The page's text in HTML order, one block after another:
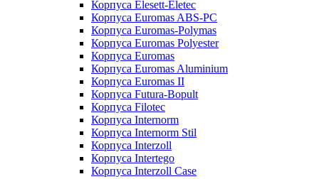
Корпуса Elesett-Eletec
Корпуса Euromas ABS-PC
Корпуса Euromas-Polymas
Корпуса Euromas Polyester
Корпуса Euromas
Корпуса Euromas Aluminium
Корпуса Euromas II
Корпуса Futura-Bopult
Корпуса Filotec
Корпуса Internorm
Корпуса Internorm Stil
Корпуса Interzoll
Корпуса Intertego
Корпуса Interzoll Case